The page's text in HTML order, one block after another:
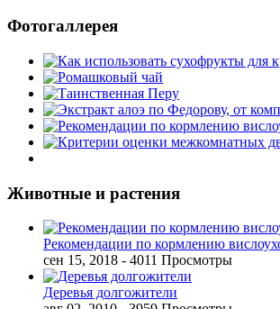
Фотогаллерея
Животные и растения
Рекомендации по кормлению
сен 15, 2018 - 4011 Просмотры
Деревья долгожители